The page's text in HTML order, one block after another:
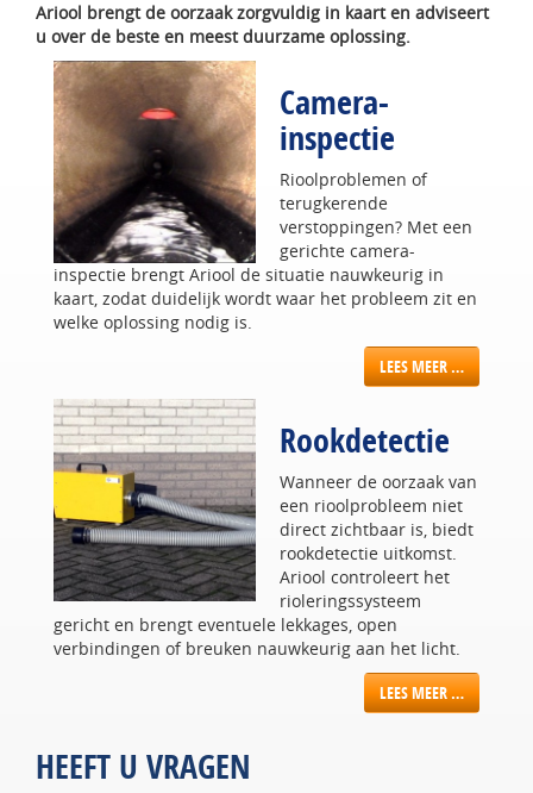
Ariool brengt de oorzaak zorgvuldig in kaart en adviseert
u over de beste en meest duurzame oplossing.
Camera-
inspectie
Rioolproblemen of
terugkerende
verstoppingen? Met een
gerichte camera-
inspectie brengt Ariool de situatie nauwkeurig in
kaart, zodat duidelijk wordt waar het probleem zit en
welke oplossing nodig is.
LEES MEER …
Rookdetectie
Wanneer de oorzaak van
een rioolprobleem niet
direct zichtbaar is, biedt
rookdetectie uitkomst.
Ariool controleert het
rioleringssysteem
gericht en brengt eventuele lekkages, open
verbindingen of breuken nauwkeurig aan het licht.
LEES MEER …
HEEFT U VRAGEN